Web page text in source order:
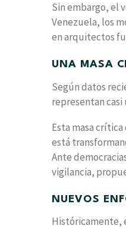
Sin embargo, el
Venezuela, los
en arquitectos
UNA MASA
Según datos
representan casi
Esta masa
está
Ante
vigilancia,
NUEVOS
Históricamente,